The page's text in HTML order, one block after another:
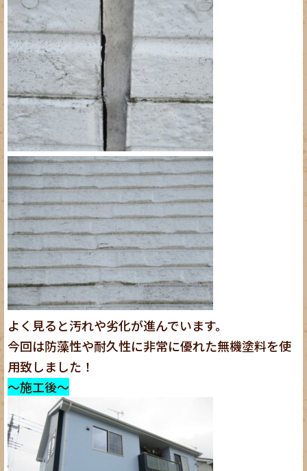
よく見ると汚れや劣化が進んでいます。
今回は防藻性や耐久性に非常に優れた無機塗料を使
用致しました！
～施工後～